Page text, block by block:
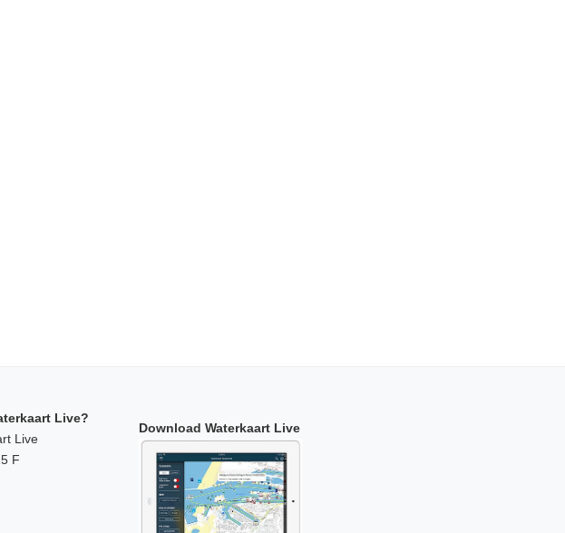
Live?
Live
F
Download Waterkaart Live